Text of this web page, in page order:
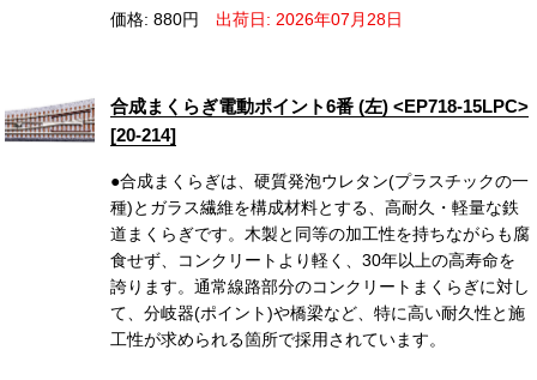
価格: 880円 出荷日: 2026年07月28日
合成まくらぎ電動ポイント6番 (左) <EP718-15LPC>
[20-214]
●合成まくらぎは、硬質発泡ウレタン(プラスチックの一
種)とガラス繊維を構成材料とする、高耐久・軽量な鉄
道まくらぎです。木製と同等の加工性を持ちながらも腐
食せず、コンクリートより軽く、30年以上の高寿命を
誇ります。通常線路部分のコンクリートまくらぎに対し
て、分岐器(ポイント)や橋梁など、特に高い耐久性と施
工性が求められる箇所で採用されています。